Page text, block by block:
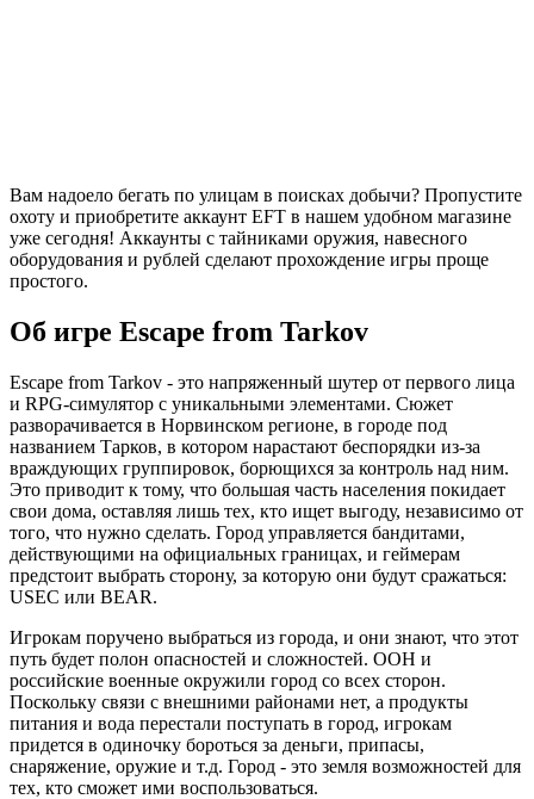
Вам надоело бегать по улицам в поисках добычи? Пропустите
охоту и приобретите аккаунт EFT в нашем удобном магазине
уже сегодня! Аккаунты с тайниками оружия, навесного
оборудования и рублей сделают прохождение игры проще
простого.
Об игре Escape from Tarkov
Escape from Tarkov - это напряженный шутер от первого лица
и RPG-симулятор с уникальными элементами. Сюжет
разворачивается в Норвинском регионе, в городе под
названием Тарков, в котором нарастают беспорядки из-за
враждующих группировок, борющихся за контроль над ним.
Это приводит к тому, что большая часть населения покидает
свои дома, оставляя лишь тех, кто ищет выгоду, независимо от
того, что нужно сделать. Город управляется бандитами,
действующими на официальных границах, и геймерам
предстоит выбрать сторону, за которую они будут сражаться:
USEC или BEAR.
Игрокам поручено выбраться из города, и они знают, что этот
путь будет полон опасностей и сложностей. ООН и
российские военные окружили город со всех сторон.
Поскольку связи с внешними районами нет, а продукты
питания и вода перестали поступать в город, игрокам
придется в одиночку бороться за деньги, припасы,
снаряжение, оружие и т.д. Город - это земля возможностей для
тех, кто сможет ими воспользоваться.